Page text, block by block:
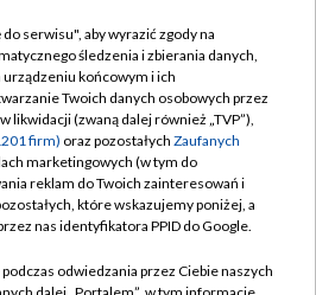
TVP
TVP
prywatności
Moje zgody
Pomoc
serwisu", aby wyrazić zgody na
śledzenia i zbierania danych,
końcowym i ich
Twoich danych osobowych przez
likwidacji (zwaną dalej również „TVP”),
firm) oraz pozostałych Zaufanych
marketingowych (w tym do
reklam do Twoich zainteresowań i
które wskazujemy poniżej, a
nas identyfikatora PPID do Google.
odwiedzania przez Ciebie naszych